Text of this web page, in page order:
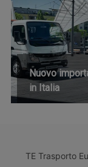
Nuovo
in Italia
TE Trasporto